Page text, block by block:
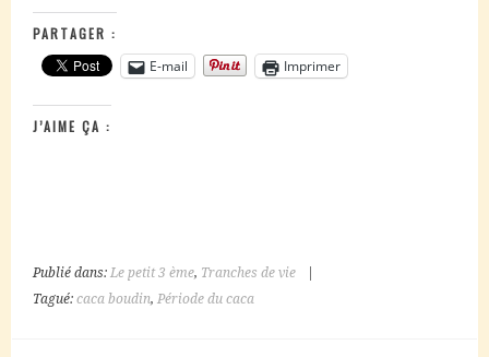
PARTAGER :
E-mail
Imprimer
J’AIME ÇA :
Publié dans:Le petit 3 ème, Tranches de vie
Tagué:caca boudin,Période du caca